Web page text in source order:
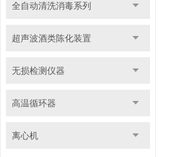
全自动清洗消毒系列
超声波酒类陈化装置
无损检测仪器
高温循环器
离心机